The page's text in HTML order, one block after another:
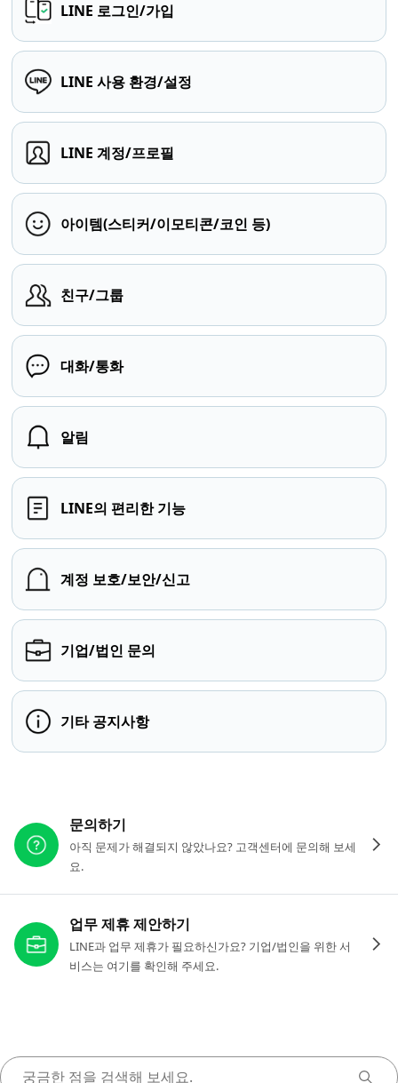
LINE 로그인/가입
LINE 사용 환경/설정
LINE 계정/프로필
아이템(스티커/이모티콘/코인 등)
친구/그룹
대화/통화
알림
LINE의 편리한 기능
계정 보호/보안/신고
기업/법인 문의
기타 공지사항
문의하기
아직 문제가 해결되지 않았나요? 고객센터에 문의해 보세
요.
업무 제휴 제안하기
LINE과 업무 제휴가 필요하신가요? 기업/법인을 위한 서
비스는 여기를 확인해 주세요.